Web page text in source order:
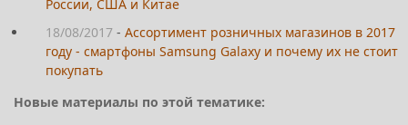
России, США и Китае
18/08/2017 - Ассортимент розничных магазинов в 2017
году - смартфоны Samsung Galaxy и почему их не стоит
покупать
Новые материалы по этой тематике: